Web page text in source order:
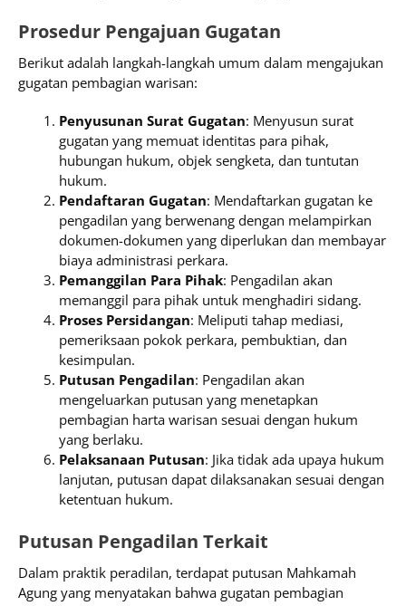
Prosedur Pengajuan Gugatan
Berikut adalah langkah-langkah umum dalam mengajukan
gugatan pembagian warisan:
Penyusunan Surat Gugatan: Menyusun surat
gugatan yang memuat identitas para pihak,
hubungan hukum, objek sengketa, dan tuntutan
hukum.
Pendaftaran Gugatan: Mendaftarkan gugatan ke
pengadilan yang berwenang dengan melampirkan
dokumen-dokumen yang diperlukan dan membayar
biaya administrasi perkara.
Pemanggilan Para Pihak: Pengadilan akan
memanggil para pihak untuk menghadiri sidang.
Proses Persidangan: Meliputi tahap mediasi,
pemeriksaan pokok perkara, pembuktian, dan
kesimpulan.
Putusan Pengadilan: Pengadilan akan
mengeluarkan putusan yang menetapkan
pembagian harta warisan sesuai dengan hukum
yang berlaku.
Pelaksanaan Putusan: Jika tidak ada upaya hukum
lanjutan, putusan dapat dilaksanakan sesuai dengan
ketentuan hukum.
Putusan Pengadilan Terkait
Dalam praktik peradilan, terdapat putusan Mahkamah
Agung yang menyatakan bahwa gugatan pembagian